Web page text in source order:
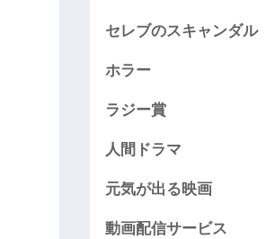
セレブのスキャンダル
ホラー
ラジー賞
人間ドラマ
元気が出る映画
動画配信サービス